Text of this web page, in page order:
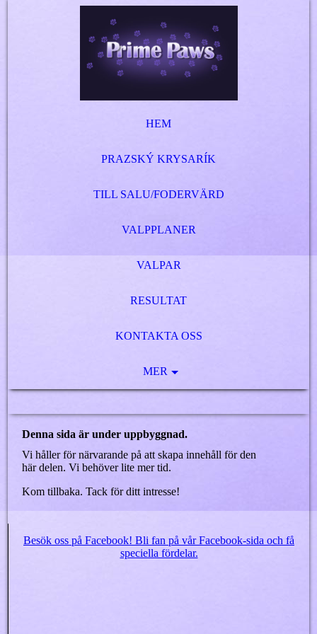
HEM
PRAZSKÝ KRYSARÍK
TILL SALU/FODERVÄRD
VALPPLANER
VALPAR
RESULTAT
KONTAKTA OSS
MER
Denna sida är under uppbyggnad.
Vi håller för närvarande på att skapa innehåll för den
här delen. Vi behöver lite mer tid.
Kom tillbaka. Tack för ditt intresse!
Besök oss på Facebook! Bli fan på vår Facebook-sida och få
speciella fördelar.